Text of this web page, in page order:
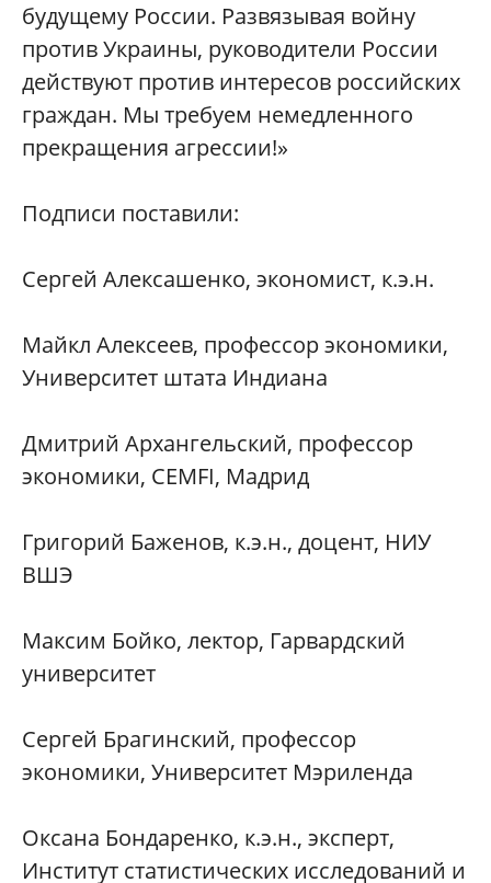
будущему России. Развязывая войну
против Украины, руководители России
действуют против интересов российских
граждан. Мы требуем немедленного
прекращения агрессии!»
Подписи поставили:
Сергей Алексашенко, экономист, к.э.н.
Майкл Алексеев, профессор экономики,
Университет штата Индиана
Дмитрий Архангельский, профессор
экономики, CEMFI, Мадрид
Григорий Баженов, к.э.н., доцент, НИУ
ВШЭ
Максим Бойко, лектор, Гарвардский
университет
Сергей Брагинский, профессор
экономики, Университет Мэриленда
Оксана Бондаренко, к.э.н., эксперт,
Институт статистических исследований и